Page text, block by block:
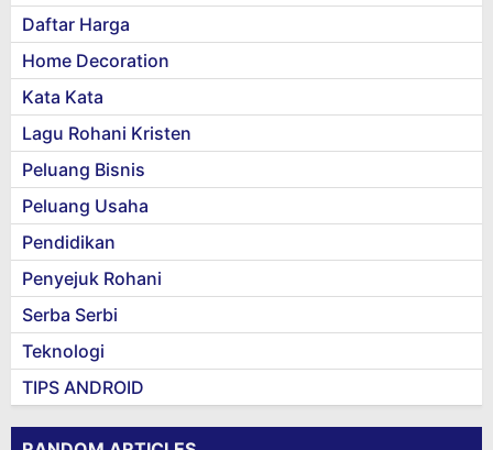
Daftar Harga
Home Decoration
Kata Kata
Lagu Rohani Kristen
Peluang Bisnis
Peluang Usaha
Pendidikan
Penyejuk Rohani
Serba Serbi
Teknologi
TIPS ANDROID